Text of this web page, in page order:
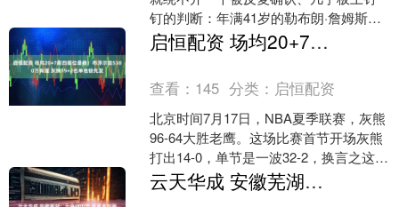
钉的判断：年满41岁的勒布朗·詹姆斯，
必将重返克利夫兰骑士队，在这座承载
青春记忆的城市画下....
启恒配资 场均20+7前四顺位最稳！布泽尔签5380万有理 灰熊19+2名单他锁先发
查看： 145 分类： 启恒配资
北京时间7月17日，NBA夏季联赛，灰熊
96-64大胜老鹰。这场比赛首节开场灰熊
打出14-0，单节是一波32-2，换言之这场
比赛一节就打完了，后面的三节都是垃
圾....
云天华成 安徽芜湖：云海绕山峦 风景美如画